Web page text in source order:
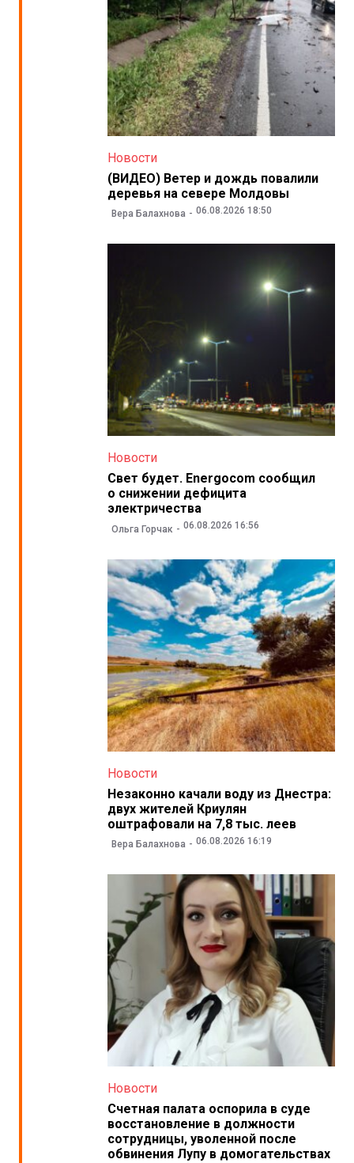
Новости
(ВИДЕО) Ветер и дождь повалили
деревья на севере Молдовы
Вера Балахнова 06.08.2026 18:50
Новости
Свет будет. Energocom сообщил
о снижении дефицита
электричества
Ольга Горчак 06.08.2026 16:56
Новости
Незаконно качали воду из Днестра:
двух жителей Криулян
оштрафовали на 7,8 тыс. леев
Вера Балахнова 06.08.2026 16:19
Новости
Счетная палата оспорила в суде
восстановление в должности
сотрудницы, уволенной после
обвинения Лупу в домогательствах